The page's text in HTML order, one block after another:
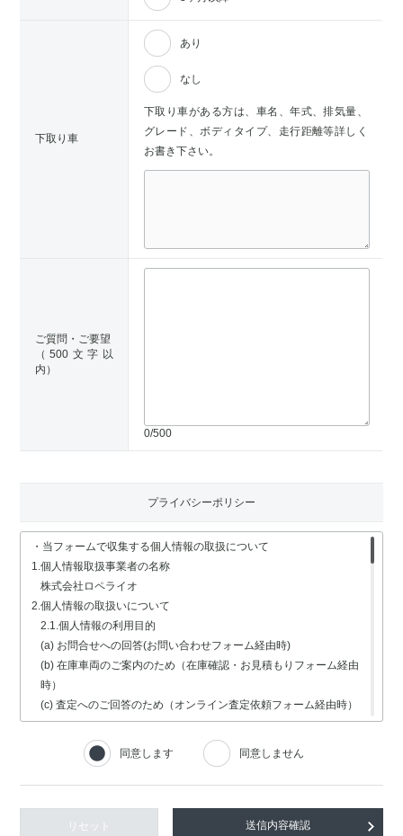
下取り車
あり
なし
下取り車がある方は、車名、年式、排気量、
グレード、ボディタイプ、走行距離等詳しく
お書き下さい。
ご質問・ご要望
（500文字以
内）
0/500
プライバシーポリシー
・当フォームで収集する個人情報の取扱について
1.個人情報取扱事業者の名称
株式会社ロペライオ
2.個人情報の取扱いについて
2.1.個人情報の利用目的
(a) お問合せへの回答(お問い合わせフォーム経由時)
(b) 在庫車両のご案内のため（在庫確認・お見積もりフォーム経由
時）
(c) 査定へのご回答のため（オンライン査定依頼フォーム経由時）
(d) 車検・修理関連の回答のため（車検・修理の受付フォーム経由
(e) 採用選考業務（採用情報フォーム経由時）
2.2.個人情報の取扱いの委託
情報の安全管理が図られるよう、充分な保護水準を備えている委託
同意します 同意しません
リセット